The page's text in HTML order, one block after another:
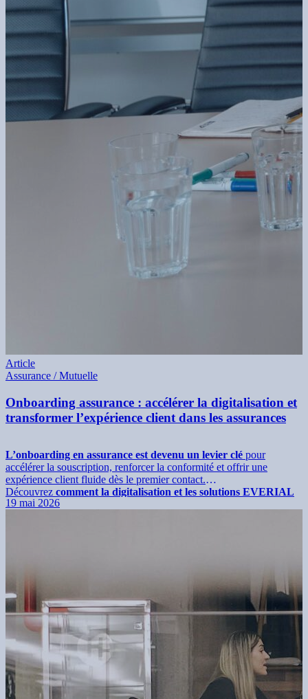
Article
Assurance / Mutuelle
Onboarding assurance : accélérer la digitalisation et
transformer l’expérience client dans les assurances
L’onboarding en assurance est devenu un levier clé pour
accélérer la souscription, renforcer la conformité et offrir une
expérience client fluide dès le premier contact.
Découvrez comment la digitalisation et les solutions EVERIAL
transforment chaque étape du parcours assuré.
19 mai 2026